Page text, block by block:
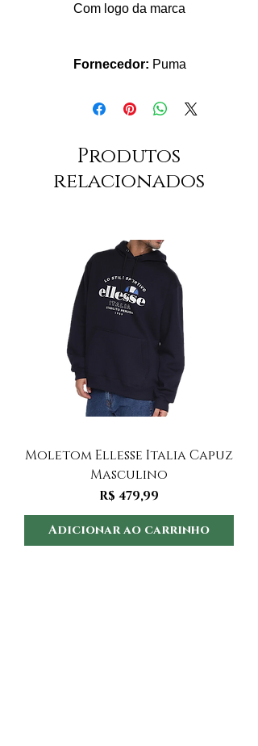
Com logo da marca
Fornecedor: Puma
Produtos
relacionados
Moletom Ellesse Italia Capuz
Masculino
Preço
R$ 479,99
Adicionar ao carrinho